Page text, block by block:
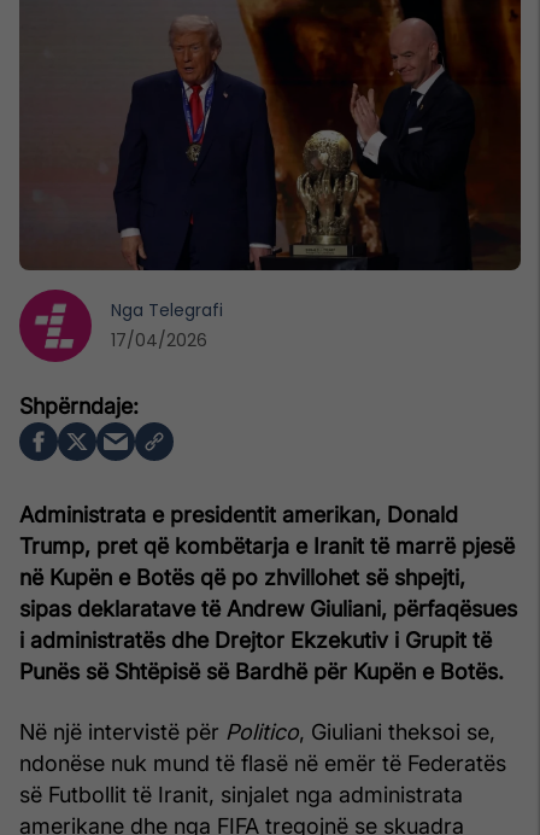
Administrata e presidentit amerikan, Donald
Trump, pret që kombëtarja e Iranit të marrë pjesë
në Kupën e Botës që po zhvillohet së shpejti,
sipas deklaratave të Andrew Giuliani, përfaqësues
i administratës dhe Drejtor Ekzekutiv i Grupit të
Punës së Shtëpisë së Bardhë për Kupën e Botës.
Në një intervistë për Politico, Giuliani theksoi se,
ndonëse nuk mund të flasë në emër të Federatës
së Futbollit të Iranit, sinjalet nga administrata
amerikane dhe nga FIFA tregojnë se skuadra
Nga Telegrafi
17/04/2026